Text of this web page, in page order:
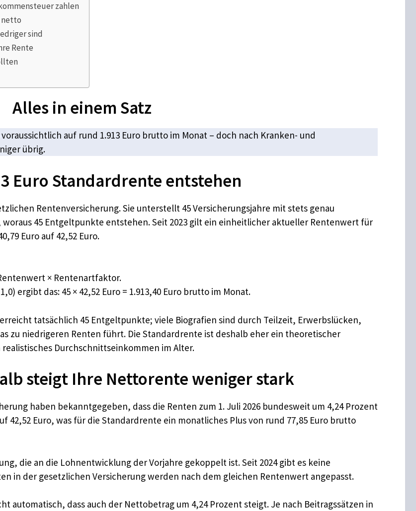
zahlen
netto
sind
Rente
Alles in einem Satz
auf rund 1.913 Euro brutto im Monat – doch nach Kranken- und
übrig.
Euro Standardrente entstehen
Rentenversicherung. Sie unterstellt 45 Versicherungsjahre mit stets genau
45 Entgeltpunkte entstehen. Seit 2023 gilt ein einheitlicher aktueller Rentenwert für
Euro auf 42,52 Euro.
× Rentenartfaktor.
ergibt das: 45 × 42,52 Euro = 1.913,40 Euro brutto im Monat.
tatsächlich 45 Entgeltpunkte; viele Biografien sind durch Teilzeit, Erwerbslücken,
zu niedrigeren Renten führt. Die Standardrente ist deshalb eher ein theoretischer
Durchschnittseinkommen im Alter.
steigt Ihre Nettorente weniger stark
haben bekanntgegeben, dass die Renten zum 1. Juli 2026 bundesweit um 4,24 Prozent
Euro, was für die Standardrente ein monatliches Plus von rund 77,85 Euro brutto
die an die Lohnentwicklung der Vorjahre gekoppelt ist. Seit 2024 gibt es keine
in der gesetzlichen Versicherung werden nach dem gleichen Rentenwert angepasst.
automatisch, dass auch der Nettobetrag um 4,24 Prozent steigt. Je nach Beitragssätzen in